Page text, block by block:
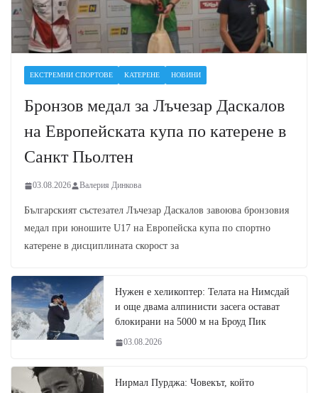
ЕКСТРЕМНИ СПОРТОВЕ КАТЕРЕНЕ НОВИНИ
Бронзов медал за Лъчезар Даскалов
на Европейската купа по катерене в
Санкт Пьолтен
03.08.2026 Валерия Динкова
Българският състезател Лъчезар Даскалов завоюва бронзовия
медал при юношите U17 на Европейска купа по спортно
катерене в дисциплината скорост за
Нужен е хеликоптер: Телата на Нимсдай
и още двама алпинисти засега остават
блокирани на 5000 м на Броуд Пик
03.08.2026
Нирмал Пурджа: Човекът, който